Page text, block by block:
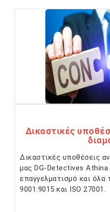
Δικαστικές
Δικαστικές υποθέσεις
μας DG-Detectives
επαγγελματισμό και
9001:9015 και ISO 27001.